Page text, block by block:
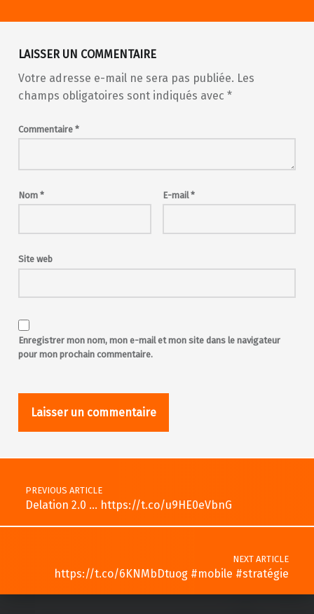
LAISSER UN COMMENTAIRE
Votre adresse e-mail ne sera pas publiée. Les
champs obligatoires sont indiqués avec *
Commentaire *
Nom * E-mail*
Site web
Enregistrer mon nom, mon e-mail et mon site dans le navigateur
pour mon prochain commentaire.
Post navigation
PREVIOUS ARTICLE
Delation 2.0 … https://t.co/u9HE0eVbnG
NEXT ARTICLE
https://t.co/6KNMbDtuog #mobile #stratégie